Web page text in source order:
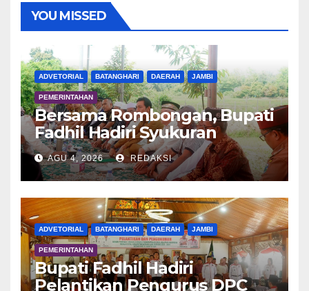
YOU MISSED
ADVETORIAL BATANGHARI DAERAH JAMBI
PEMERINTAHAN
Bersama Rombongan, Bupati
Fadhil Hadiri Syukuran
Tanam Padi di Terusan
AGU 4, 2026 REDAKSI
ADVETORIAL BATANGHARI DAERAH JAMBI
PEMERINTAHAN
Bupati Fadhil Hadiri
Pelantikan Pengurus DPC